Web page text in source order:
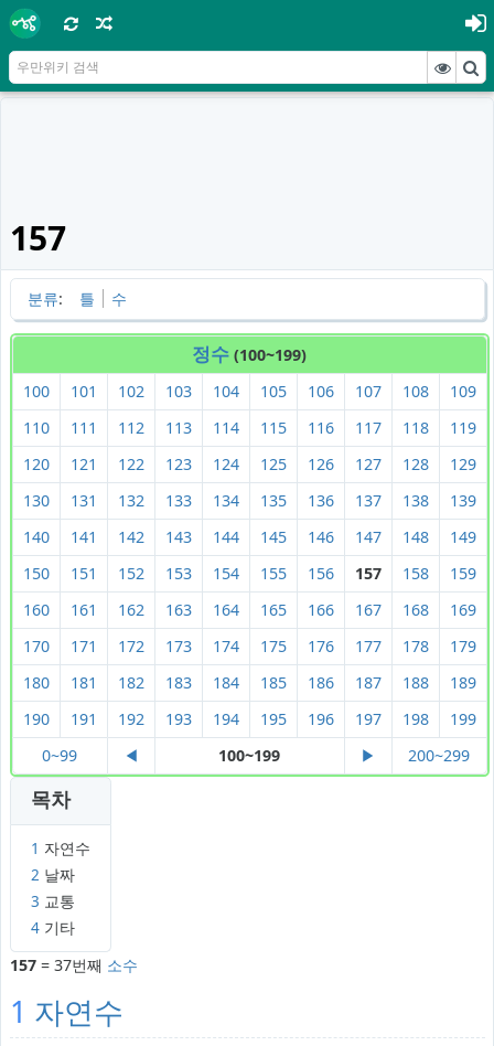
157
분류: 틀 수
정수 (100~199)
100
101 102 103 104 105 106 107 108
109
110
111 112 113 114 115 116 117 118
119
120
121 122 123 124 125 126 127 128
129
130
131 132 133 134 135 136 137 138
139
140
141 142 143 144 145 146 147 148
149
150
151 152 153 154 155 156 157 158
159
160
161 162 163 164 165 166 167 168
169
170
171 172 173 174 175 176 177 178
179
180
181 182 183 184 185 186 187 188
189
190
191 192 193 194 195 196 197 198
199
0~99
◀ 100~199 ▶ 200~299
목차
1 자연수
2 날짜
3 교통
4 기타
157= 37번째 소수
1 자연수